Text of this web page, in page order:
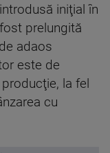
iniţial în
prelungită
adaos
este de
la fel
cu